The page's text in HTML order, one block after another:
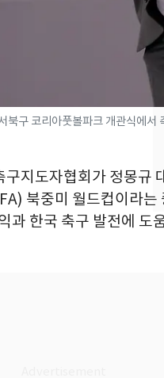
북구 코리아풋볼파크 개관식에서
지도자협회가 정몽규
북중미 월드컵이라는
과 한국 축구 발전에 도